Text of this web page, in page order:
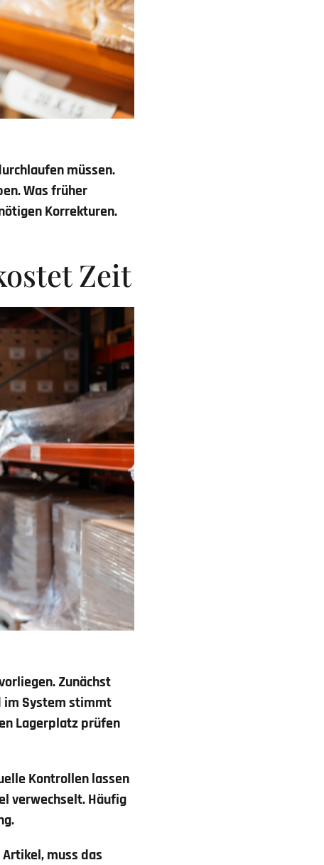
müssen.
Was früher
Korrekturen.
Zeit
Zunächst
im System stimmt
Lagerplatz prüfen
Kontrollen lassen
verwechselt. Häufig
muss das